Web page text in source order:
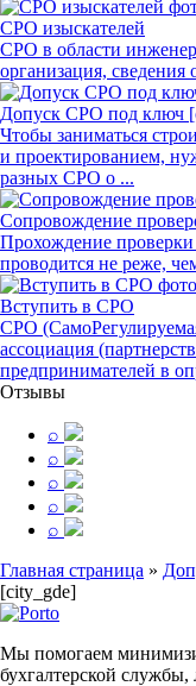
СРО изыскателей
СРО в области
организация, сведения
Допуск СРО под ключ
Чтобы заниматься
и проектированием,
разных СРО о ...
Сопровождение
Прохождение
проводится не реже,
Вступить в СРО
СРО
ассоциация
предпринимателей в
Отзывы
⌕
⌕
⌕
⌕
⌕
Главная страница »
[city_gde]
Мы помогаем
бухгалтерской